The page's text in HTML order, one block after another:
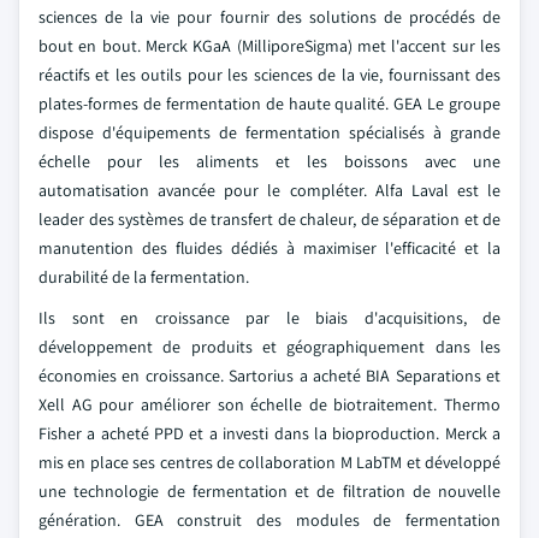
sciences de la vie pour fournir des solutions de procédés de
bout en bout. Merck KGaA (MilliporeSigma) met l'accent sur les
réactifs et les outils pour les sciences de la vie, fournissant des
plates-formes de fermentation de haute qualité. GEA Le groupe
dispose d'équipements de fermentation spécialisés à grande
échelle pour les aliments et les boissons avec une
automatisation avancée pour le compléter. Alfa Laval est le
leader des systèmes de transfert de chaleur, de séparation et de
manutention des fluides dédiés à maximiser l'efficacité et la
durabilité de la fermentation.
Ils sont en croissance par le biais d'acquisitions, de
développement de produits et géographiquement dans les
économies en croissance. Sartorius a acheté BIA Separations et
Xell AG pour améliorer son échelle de biotraitement. Thermo
Fisher a acheté PPD et a investi dans la bioproduction. Merck a
mis en place ses centres de collaboration M LabTM et développé
une technologie de fermentation et de filtration de nouvelle
génération. GEA construit des modules de fermentation